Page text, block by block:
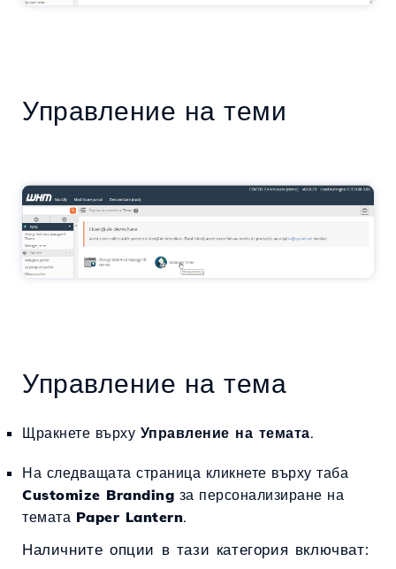
Управление на теми
Управление на тема
Щракнете върху Управление на темата.
На следващата страница кликнете върху таба
Customize Branding за персонализиране на
темата Paper Lantern.
Наличните опции в тази категория включват: